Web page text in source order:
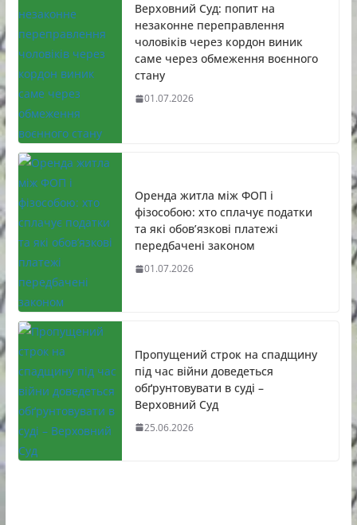
Верховний Суд: попит на
незаконне переправлення
чоловіків через кордон виник
саме через обмеження воєнного
стану
01.07.2026
Оренда житла між ФОП і
фізособою: хто сплачує податки
та які обов’язкові платежі
передбачені законом
01.07.2026
Пропущений строк на спадщину
під час війни доведеться
обґрунтовувати в суді –
Верховний Суд
25.06.2026